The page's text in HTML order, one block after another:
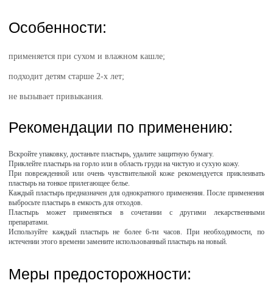
Особенности:
применяется при сухом и влажном кашле;
подходит детям старше 2-х лет;
не вызывает привыкания.
Рекомендации по применению:
Вскройте упаковку, достаньте пластырь, удалите защитную бумагу.
Приклейте пластырь на горло или в область груди на чистую и сухую кожу.
При поврежденной или очень чувствительной коже рекомендуется приклеивать
пластырь на тонкое прилегающее белье.
Каждый пластырь предназначен для однократного применения. После применения
выбросьте пластырь в емкость для отходов.
Пластырь может применяться в сочетании с другими лекарственными
препаратами.
Используйте каждый пластырь не более 6-ти часов. При необходимости, по
истечении этого времени замените использованный пластырь на новый.
Меры предосторожности: